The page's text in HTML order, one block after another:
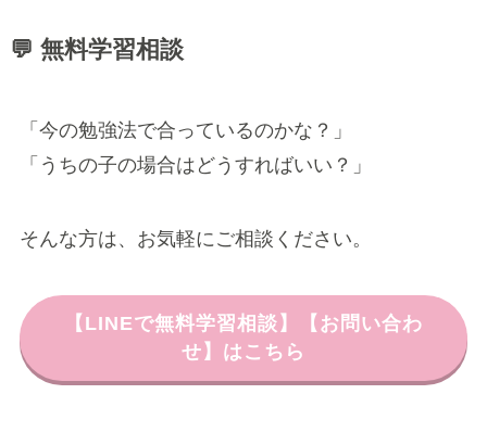
💬 無料学習相談
「今の勉強法で合っているのかな？」
「うちの子の場合はどうすればいい？」
そんな方は、お気軽にご相談ください。
【LINEで無料学習相談】【お問い合わ
せ】はこちら